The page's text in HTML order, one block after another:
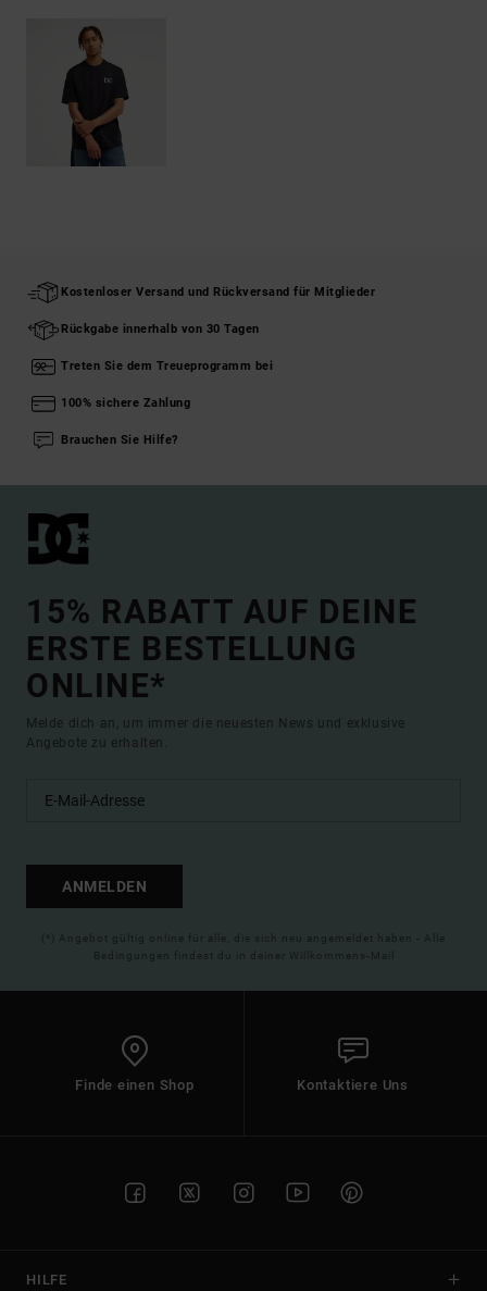
Kostenloser Versand und Rückversand für Mitglieder
Rückgabe innerhalb von 30 Tagen
Treten Sie dem Treueprogramm bei
100% sichere Zahlung
Brauchen Sie Hilfe?
15% RABATT AUF DEINE
ERSTE BESTELLUNG
ONLINE*
Melde dich an, um immer die neuesten News und exklusive
Angebote zu erhalten.
ANMELDEN
(*) Angebot gültig online für alle, die sich neu angemeldet haben - Alle
Bedingungen findest du in deiner Willkommens-Mail
Finde einen Shop Kontaktiere Uns
HILFE